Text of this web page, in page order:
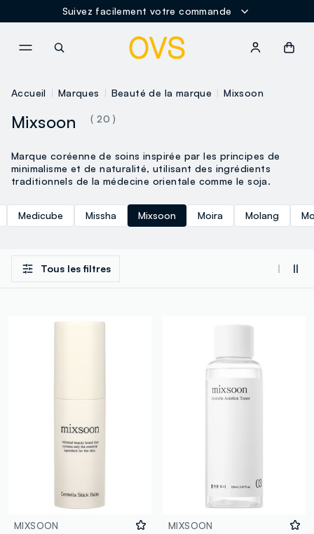
Suivez facilement votre commande
Accueil Marques Beauté de la marque Mixsoon
Mixsoon ( 20 )
Marque coréenne de soins inspirée par les principes de
minimalisme et de naturalité, utilisant des ingrédients
traditionnels de la médecine orientale comme le soja.
Medicube Missha Mixsoon Moira Molang
Tous les filtres
MIXSOON
MIXSOON